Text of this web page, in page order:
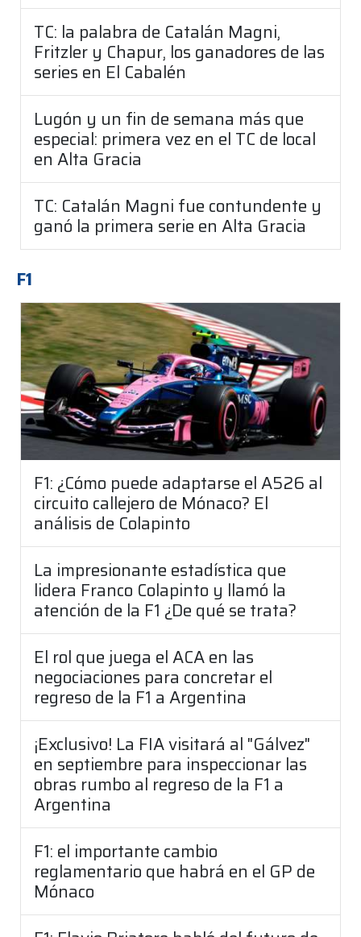
TC: la palabra de Catalán Magni,
Fritzler y Chapur, los ganadores de las
series en El Cabalén
Lugón y un fin de semana más que
especial: primera vez en el TC de local
en Alta Gracia
TC: Catalán Magni fue contundente y
ganó la primera serie en Alta Gracia
F1
F1: ¿Cómo puede adaptarse el A526 al
circuito callejero de Mónaco? El
análisis de Colapinto
La impresionante estadística que
lidera Franco Colapinto y llamó la
atención de la F1 ¿De qué se trata?
El rol que juega el ACA en las
negociaciones para concretar el
regreso de la F1 a Argentina
¡Exclusivo! La FIA visitará al "Gálvez"
en septiembre para inspeccionar las
obras rumbo al regreso de la F1 a
Argentina
F1: el importante cambio
reglamentario que habrá en el GP de
Mónaco